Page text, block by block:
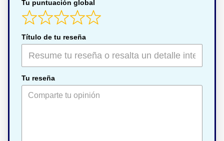
Tu puntuación global
Título de tu reseña
Tu reseña